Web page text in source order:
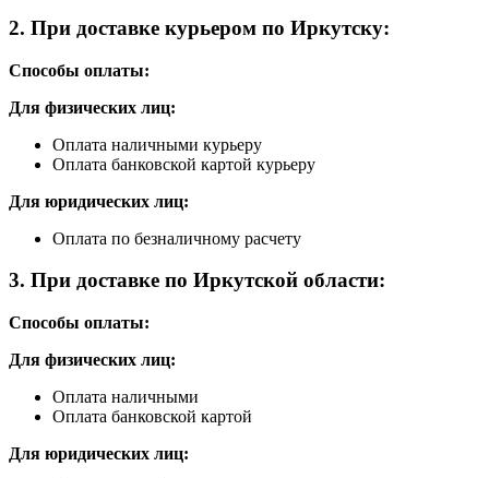
2. При доставке курьером по Иркутску:
Способы оплаты:
Для физических лиц:
Оплата наличными курьеру
Оплата банковской картой курьеру
Для юридических лиц:
Оплата по безналичному расчету
3. При доставке по Иркутской области:
Способы оплаты:
Для физических лиц:
Оплата наличными
Оплата банковской картой
Для юридических лиц: